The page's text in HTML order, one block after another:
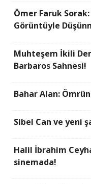
Ömer Faruk
Görüntüyle
Muhteşem İkili
Barbaros Sahnesi!
Bahar Alan:
Sibel Can ve yeni
Halil İbrahim
sinemada!